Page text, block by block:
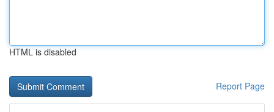
HTML is disabled
Report Page